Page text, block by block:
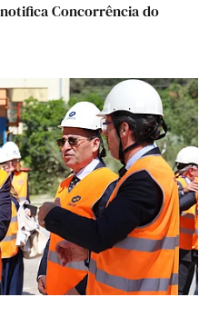
Concorrência do